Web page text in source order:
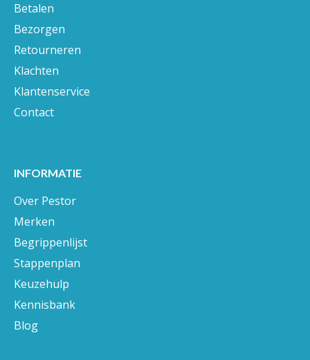
Betalen
Bezorgen
Retourneren
Klachten
Klantenservice
Contact
INFORMATIE
Over Pestor
Merken
Begrippenlijst
Stappenplan
Keuzehulp
Kennisbank
Blog